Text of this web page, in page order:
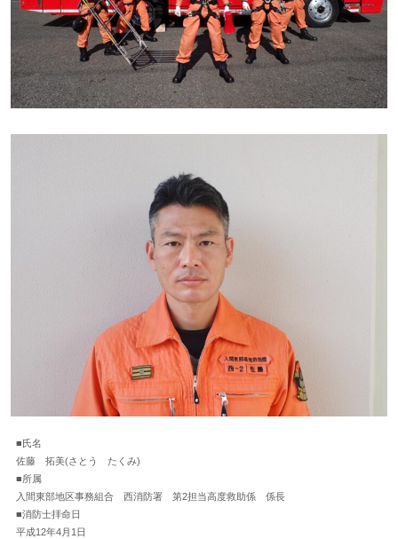
■氏名
佐藤 拓美(さとう たくみ)
■所属
入間東部地区事務組合 西消防署 第2担当高度救助係 係長
■消防士拝命日
平成12年4月1日